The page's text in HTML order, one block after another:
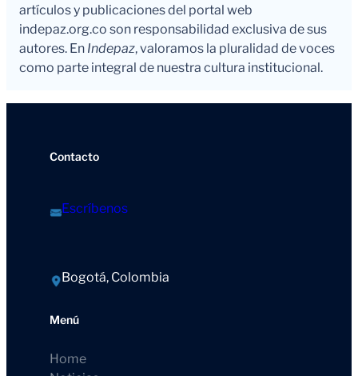
artículos y publicaciones del portal web
indepaz.org.co son responsabilidad exclusiva de sus
autores. En Indepaz, valoramos la pluralidad de voces
como parte integral de nuestra cultura institucional.
Contacto
Escríbenos
Bogotá, Colombia
Menú
Home